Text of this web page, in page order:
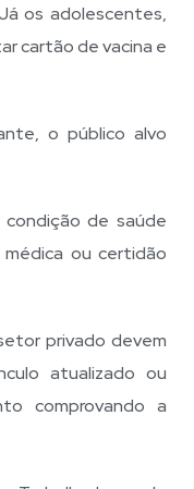
os adolescentes,
cartão de vacina e
o público alvo
condição de saúde
ou certidão
privado devem
atualizado ou
comprovando a